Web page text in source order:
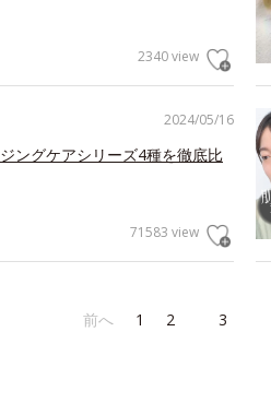
2340 view
2024/05/16
ングケアシリーズ4種を徹底比
71583 view
前へ 1 2 3